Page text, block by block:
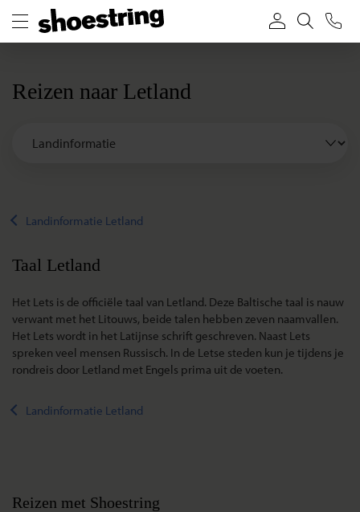
Reizen naar Letland
Landinformatie Letland
Taal Letland
Het Lets is de officiële taal van Letland. Deze Baltische taal is nauw
verwant met het Litouws, beide talen hebben zeven naamvallen.
Het Lets wordt in het Latijnse schrift geschreven. Naast Lets
spreken veel mensen Russisch. In de Letse steden kun je tijdens je
rondreis door Letland met Engels prima uit de voeten.
Landinformatie Letland
Reizen met Shoestring